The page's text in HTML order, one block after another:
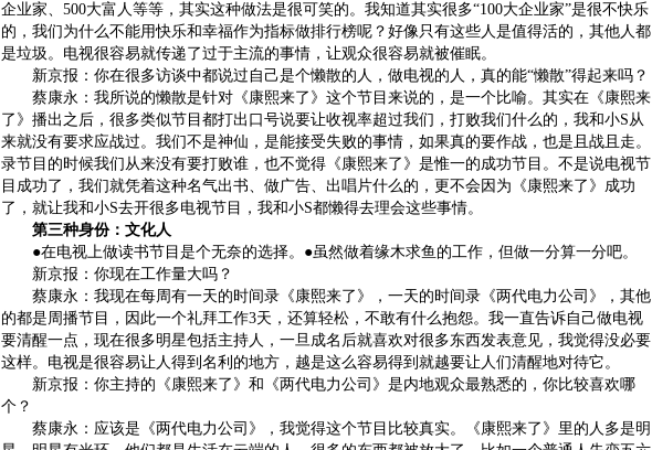
企业家、500大富人等等，其实这种做法是很可笑的。我知道其实很多“100大企业家”是很不快乐
的，我们为什么不能用快乐和幸福作为指标做排行榜呢？好像只有这些人是值得活的，其他人都
是垃圾。电视很容易就传递了过于主流的事情，让观众很容易就被催眠。
新京报：你在很多访谈中都说过自己是个懒散的人，做电视的人，真的能“懒散”得起来吗？
蔡康永：我所说的懒散是针对《康熙来了》这个节目来说的，是一个比喻。其实在《康熙来
了》播出之后，很多类似节目都打出口号说要让收视率超过我们，打败我们什么的，我和小S从
来就没有要求应战过。我们不是神仙，是能接受失败的事情，如果真的要作战，也是且战且走。
录节目的时候我们从来没有要打败谁，也不觉得《康熙来了》是惟一的成功节目。不是说电视节
目成功了，我们就凭着这种名气出书、做广告、出唱片什么的，更不会因为《康熙来了》成功
了，就让我和小S去开很多电视节目，我和小S都懒得去理会这些事情。
第三种身份：文化人
●在电视上做读书节目是个无奈的选择。●虽然做着缘木求鱼的工作，但做一分算一分吧。
新京报：你现在工作量大吗？
蔡康永：我现在每周有一天的时间录《康熙来了》，一天的时间录《两代电力公司》，其他
的都是周播节目，因此一个礼拜工作3天，还算轻松，不敢有什么抱怨。我一直告诉自己做电视
要清醒一点，现在很多明星包括主持人，一旦成名后就喜欢对很多东西发表意见，我觉得没必要
这样。电视是很容易让人得到名利的地方，越是这么容易得到就越要让人们清醒地对待它。
新京报：你主持的《康熙来了》和《两代电力公司》是内地观众最熟悉的，你比较喜欢哪
个？
蔡康永：应该是《两代电力公司》，我觉得这个节目比较真实。《康熙来了》里的人多是明